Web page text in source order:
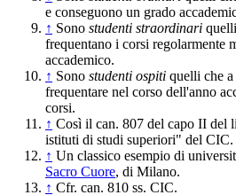
e conseguono un grado
↑ Sono studenti straordinari
frequentano i corsi regolarmente
accademico.
↑ Sono studenti ospiti quelli che
frequentare nel corso dell'anno
corsi.
↑ Così il can. 807 del capo II del
istituti di studi superiori" del CIC.
↑ Un classico esempio di
Sacro Cuore, di Milano.
↑ Cfr. can. 810 ss. CIC.